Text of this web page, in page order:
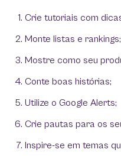
Crie tutoriais com
Monte listas e rankings;
Mostre como seu
Conte boas histórias;
Utilize o Google Alerts;
Crie pautas para os
Inspire-se em temas